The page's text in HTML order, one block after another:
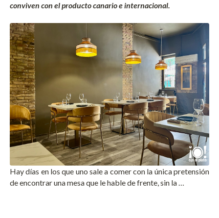
conviven con el producto canario e internacional.
Hay días en los que uno sale a comer con la única pretensión
de encontrar una mesa que le hable de frente, sin la …